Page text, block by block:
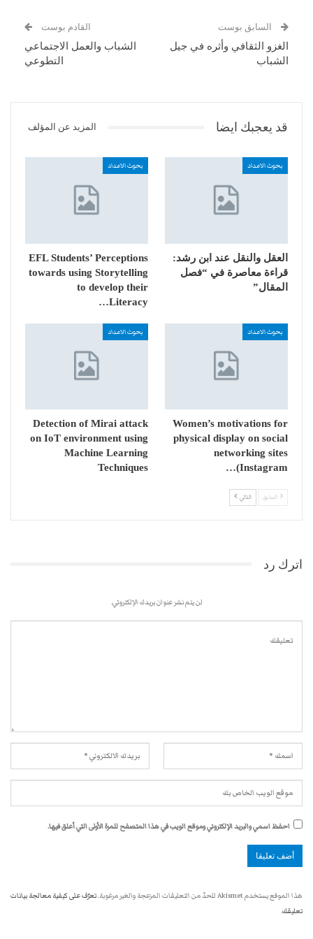
السابق بوست
الغزو الثقافي وأثره في جيل
الشباب
القادم بوست
الشباب والعمل الاجتماعي
التطوعي
قد يعجبك ايضا المزيد عن المؤلف
بحوث الاعداد
العقل والنقل عند ابن رشد:
قراءة معاصرة في “فصل
المقال”
بحوث الاعداد
EFL Students’ Perceptions
towards using Storytelling
to develop their
Literacy…
بحوث الاعداد
Women’s motivations for
physical display on social
networking sites
(Instagram…
بحوث الاعداد
Detection of Mirai attack
on IoT environment using
Machine Learning
Techniques
السابق التالي
اترك رد
لن يتم نشر عنوان بريدك الإلكتروني.
احفظ اسمي والبريد الإلكتروني وموقع الويب في هذا المتصفح للمرة الأولى التي أعلق فيها.
هذا الموقع يستخدم Akismet للحدّ من التعليقات المزعجة والغير مرغوبة.
تعرّف على كيفية معالجة بيانات
تعليقك.